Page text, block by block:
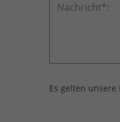
Nachricht*:
Es gelten